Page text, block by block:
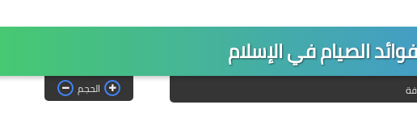
فوائد الصيام في الإسلام
الحجم